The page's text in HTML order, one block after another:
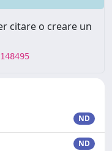
citare o creare un
ND
ND